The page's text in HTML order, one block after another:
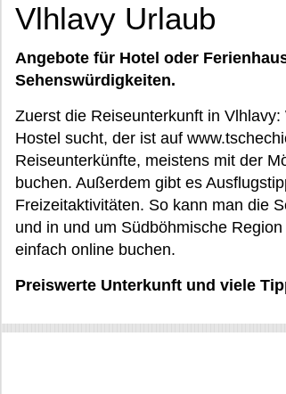
Vlhlavy Urlaub
Angebote für Hotel oder
Sehenswürdigkeiten.
Zuerst die Reiseunterkunft in
Hostel sucht, der ist auf
Reiseunterkünfte, meistens mit der
buchen. Außerdem gibt es
Freizeitaktivitäten. So kann man die
und in und um Südböhmische
einfach online buchen.
Preiswerte Unterkunft und viele